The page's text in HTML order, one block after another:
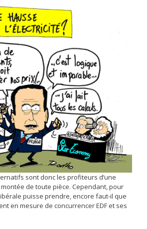
sont donc les profiteurs d’une
de toute pièce. Cependant, pour
puisse prendre, encore faut-il que
en mesure de concurrencer EDF et ses